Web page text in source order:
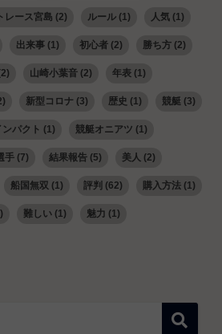
レース宮島 (2) ルール(1) 人気(1)
出来事(1) 初心者(2) 勝ち方(2)
山崎小葉音(2) 年表(1)
新型コロナ(3) 歴史 (1) 競艇 (3)
パクト (1) 競艇オニアツ (1)
手(7) 結果報告(5) 美人 (2)
船国無双 (1) 評判 (62) 購入方法(1)
難しい(1) 魅力 (1)